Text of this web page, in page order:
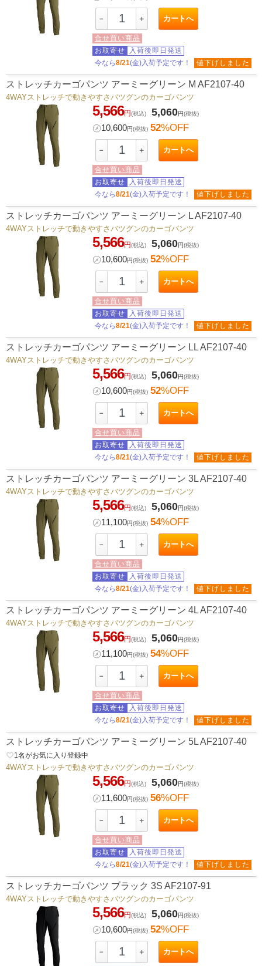
－ ＋ カートへ
合せ買い商品
お取寄せ
入荷後即日発送
今なら8/21(金)入荷予定です！ 値下げしました
ストレッチカーゴパンツ アーミーグリーン M AF2107-40
4WAYストレッチで動きやすさバツグンのカーゴパンツ
5,566円(税込) 5,060円(税抜)
㋱10,600円(税抜) 52%OFF
－ ＋ カートへ
合せ買い商品
お取寄せ
入荷後即日発送
今なら8/21(金)入荷予定です！ 値下げしました
ストレッチカーゴパンツ アーミーグリーン L AF2107-40
4WAYストレッチで動きやすさバツグンのカーゴパンツ
5,566円(税込) 5,060円(税抜)
㋱10,600円(税抜) 52%OFF
－ ＋ カートへ
合せ買い商品
お取寄せ
入荷後即日発送
今なら8/21(金)入荷予定です！ 値下げしました
ストレッチカーゴパンツ アーミーグリーン LL AF2107-40
4WAYストレッチで動きやすさバツグンのカーゴパンツ
5,566円(税込) 5,060円(税抜)
㋱10,600円(税抜) 52%OFF
－ ＋ カートへ
合せ買い商品
お取寄せ
入荷後即日発送
今なら8/21(金)入荷予定です！ 値下げしました
ストレッチカーゴパンツ アーミーグリーン 3L AF2107-40
4WAYストレッチで動きやすさバツグンのカーゴパンツ
5,566円(税込) 5,060円(税抜)
㋱11,100円(税抜) 54%OFF
－ ＋ カートへ
合せ買い商品
お取寄せ
入荷後即日発送
今なら8/21(金)入荷予定です！ 値下げしました
ストレッチカーゴパンツ アーミーグリーン 4L AF2107-40
4WAYストレッチで動きやすさバツグンのカーゴパンツ
5,566円(税込) 5,060円(税抜)
㋱11,100円(税抜) 54%OFF
－ ＋ カートへ
合せ買い商品
お取寄せ
入荷後即日発送
今なら8/21(金)入荷予定です！ 値下げしました
ストレッチカーゴパンツ アーミーグリーン 5L AF2107-40
favorite_border1 名がお気に入り登録中
4WAYストレッチで動きやすさバツグンのカーゴパンツ
5,566円(税込) 5,060円(税抜)
㋱11,600円(税抜) 56%OFF
－ ＋ カートへ
合せ買い商品
お取寄せ
入荷後即日発送
今なら8/21(金)入荷予定です！ 値下げしました
ストレッチカーゴパンツ ブラック 3S AF2107-91
4WAYストレッチで動きやすさバツグンのカーゴパンツ
5,566円(税込) 5,060円(税抜)
㋱10,600円(税抜) 52%OFF
－ ＋ カートへ